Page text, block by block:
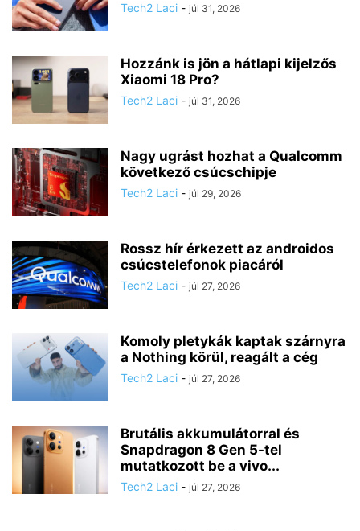
Tech2 Laci - júl 31, 2026
Hozzánk is jön a hátlapi kijelzős
Xiaomi 18 Pro?
Tech2 Laci - júl 31, 2026
Nagy ugrást hozhat a Qualcomm
következő csúcschipje
Tech2 Laci - júl 29, 2026
Rossz hír érkezett az androidos
csúcstelefonok piacáról
Tech2 Laci - júl 27, 2026
Komoly pletykák kaptak szárnyra
a Nothing körül, reagált a cég
Tech2 Laci - júl 27, 2026
Brutális akkumulátorral és
Snapdragon 8 Gen 5-tel
mutatkozott be a vivo...
Tech2 Laci - júl 27, 2026